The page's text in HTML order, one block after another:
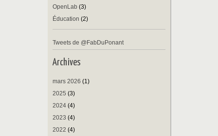
OpenLab (3)
Éducation (2)
Tweets de @FabDuPonant
Archives
mars 2026 (1)
2025 (3)
2024 (4)
2023 (4)
2022 (4)